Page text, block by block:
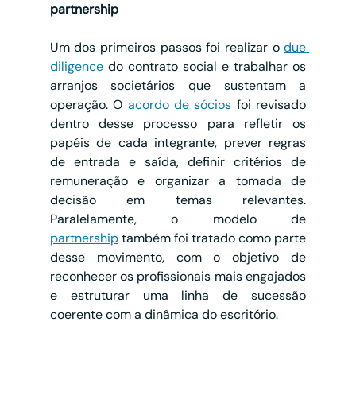
partnership
Um dos primeiros passos foi realizar o due
diligence do contrato social e trabalhar os
arranjos societários que sustentam a
operação. O acordo de sócios foi revisado
dentro desse processo para refletir os
papéis de cada integrante, prever regras
de entrada e saída, definir critérios de
remuneração e organizar a tomada de
decisão em temas relevantes.
partnership também foi tratado como parte
desse movimento, com o objetivo de
reconhecer os profissionais mais engajados
e estruturar uma linha de sucessão
coerente com a dinâmica do escritório.